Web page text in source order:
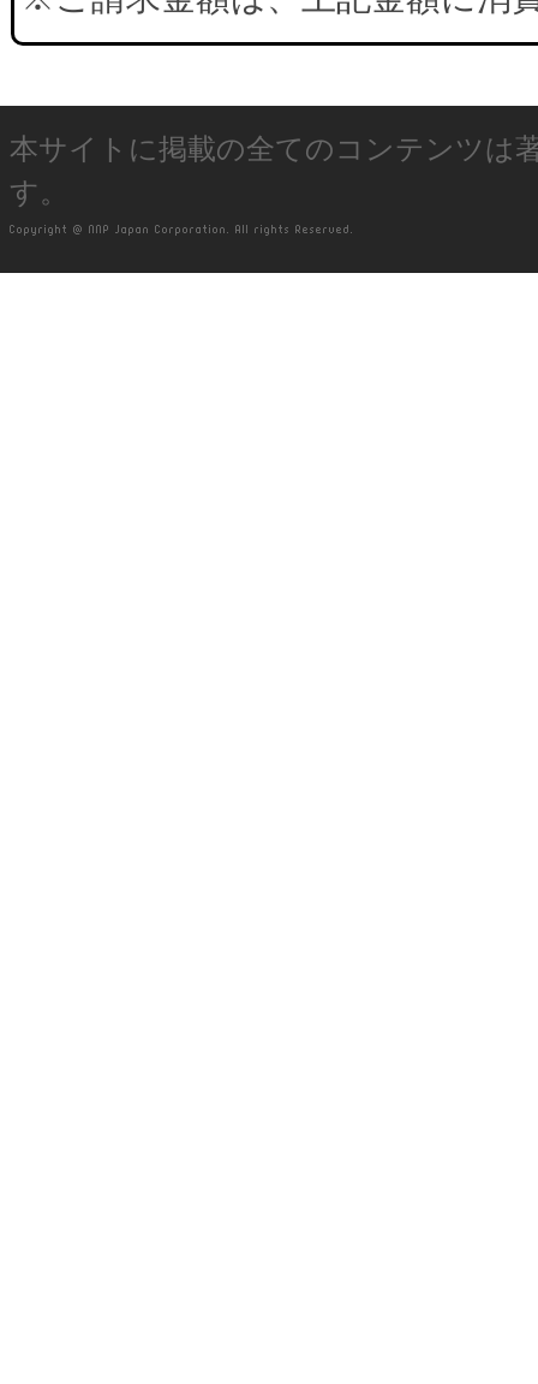
本サイトに掲載の全てのコンテンツは
す。